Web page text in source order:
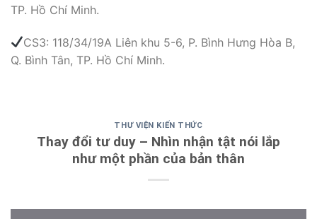
TP. Hồ Chí Minh.
CS3: 118/34/19A Liên khu 5-6, P. Bình Hưng Hòa B,
Q. Bình Tân, TP. Hồ Chí Minh.
THƯ VIỆN KIẾN THỨC
Thay đổi tư duy – Nhìn nhận tật nói lắp
như một phần của bản thân